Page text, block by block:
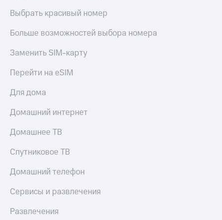
Выбрать красивый номер
Больше возможностей выбора номера
Заменить SIM-карту
Перейти на eSIM
Для дома
Домашний интернет
Домашнее ТВ
Спутниковое ТВ
Домашний телефон
Сервисы и развлечения
Развлечения